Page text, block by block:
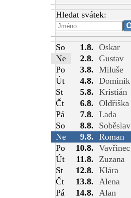
Hledat svátek:
So 1.8. Oskar
Ne
2.8. Gustav
Po
3.8. Miluše
Út
4.8. Dominik
St
5.8. Kristián
Čt
6.8. Oldřiška
Pá
7.8. Lada
So
8.8.
Soběslav
Ne
9.8. Roman
Po
10.8. Vavřinec
Út
11.8.
Zuzana
St
12.8. Klára
Čt
13.8.
Alena
Pá
14.8.
Alan